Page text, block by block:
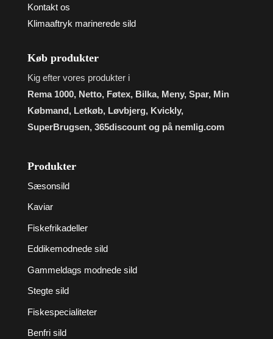
Kontakt os
Klimaaftryk marinerede sild
Køb produkter
Kig efter vores produkter i
Rema 1000, Netto, Føtex, Bilka, Meny, Spar, Min
Købmand, Letkøb, Løvbjerg, Kvickly,
SuperBrugsen, 365discount og på nemlig.com
Produkter
Sæsonsild
Kaviar
Fiskefrikadeller
Eddikemodnede sild
Gammeldags modnede sild
Stegte sild
Fiskespecialiteter
Benfri sild